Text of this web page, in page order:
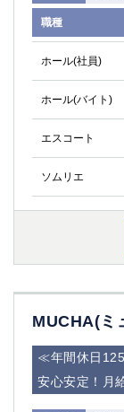
職種
ホール(社員)
ホール(バイト)
エスコート
ソムリエ
MUCHA(ミ
≪年間休日
安心安定！月